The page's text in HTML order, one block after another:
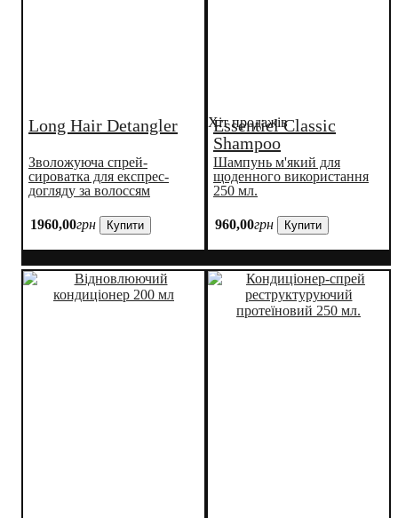
Long Hair Detangler
Зволожуюча спрей-
сироватка для експрес-
догляду за волоссям
1960,00грн Купити
Хіт продажів
Essentiel Classic
Shampoo
Шампунь м'який для
щоденного використання
250 мл.
960,00грн Купити